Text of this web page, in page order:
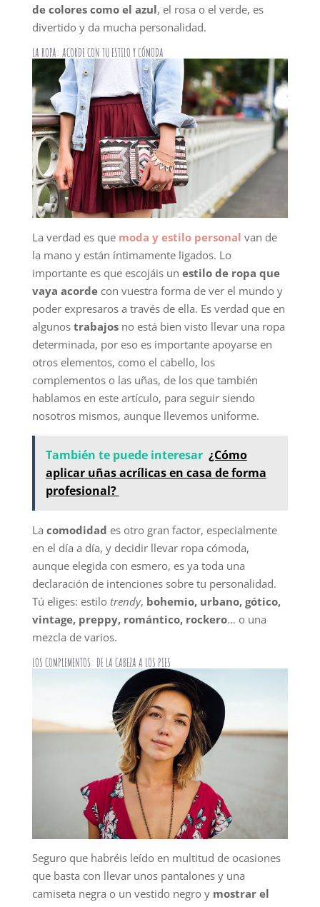
de colores como el azul, el rosa o el verde, es
divertido y da mucha personalidad.
LA ROPA: ACORDE CON TU ESTILO Y CÓMODA
La verdad es que moda y estilo personal van de
la mano y están íntimamente ligados. Lo
importante es que escojáis un estilo de ropa que
vaya acordecon vuestra forma de ver el mundo y
poder expresaros a través de ella. Es verdad que en
algunos trabajos no está bien visto llevar una ropa
determinada, por eso es importante apoyarse en
otros elementos, como el cabello, los
complementos o las uñas, de los que también
hablamos en este artículo, para seguir siendo
nosotros mismos, aunque llevemos uniforme.
También te puede interesar ¿Cómo
aplicar uñas acrílicas en casa de forma
profesional?
La comodidad es otro gran factor, especialmente
en el día a día, y decidir llevar ropa cómoda,
aunque elegida con esmero, es ya toda una
declaración de intenciones sobre tu personalidad.
Tú eliges: estilo trendy, bohemio, urbano, gótico,
vintage, preppy, romántico, rockero… o una
mezcla de varios.
LOS COMPLEMENTOS: DE LA CABEZA A LOS PIES
Seguro que habréis leído en multitud de ocasiones
que basta con llevar unos pantalones y una
camiseta negra o un vestido negro y mostrar el